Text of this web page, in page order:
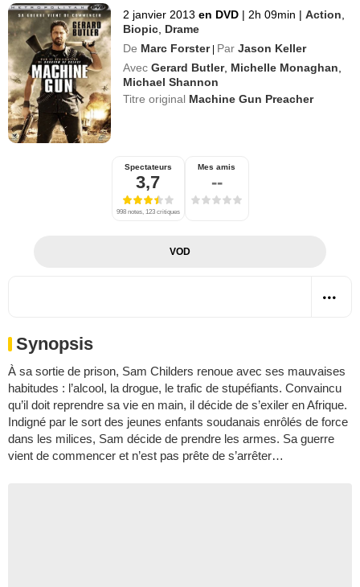
2 janvier 2013 en DVD | 2h 09min | Action
Biopic Drame
De Marc Forster Par Jason Keller
Avec Gerard Butler, Michelle Monaghan
Michael Shannon
Titre original Machine Gun Preacher
Spectateurs
3,7
998 notes, 123 critiques
Mes amis
--
VOD
Synopsis
À sa sortie de prison, Sam Childers renoue avec ses mauvaises
habitudes : l’alcool, la drogue, le trafic de stupéfiants. Convaincu
qu’il doit reprendre sa vie en main, il décide de s’exiler en Afrique.
Indigné par le sort des jeunes enfants soudanais enrôlés de force
dans les milices, Sam décide de prendre les armes. Sa guerre
vient de commencer et n’est pas prête de s’arrêter…